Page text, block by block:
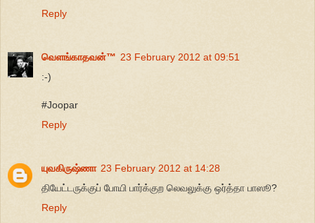
Reply
வெளங்காதவன்™ 23 February 2012 at 09:51
:-)
#Joopar
Reply
யுவகிருஷ்ணா 23 February 2012 at 14:28
தியேட்டருக்குப் போயி பார்க்குற லெவலுக்கு ஒர்த்தா பாஸூ?
Reply